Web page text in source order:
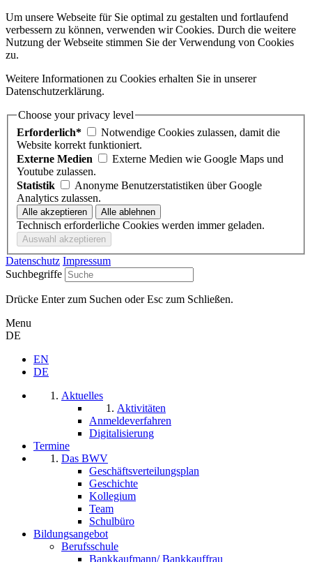
Um unsere Webseite für Sie optimal zu gestalten und fortlaufend
verbessern zu können, verwenden wir Cookies. Durch die weitere
Nutzung der Webseite stimmen Sie der Verwendung von Cookies
zu.
Weitere Informationen zu Cookies erhalten Sie in unserer
Datenschutzerklärung.
Choose your privacy level
Erforderlich*
Notwendige Cookies zulassen, damit die
Website korrekt funktioniert.
Externe Medien
Externe Medien wie Google Maps und
Youtube zulassen.
Statistik
Anonyme Benutzerstatistiken über Google
Analytics zulassen.
Technisch erforderliche Cookies werden immer geladen.
Datenschutz Impressum
Suchbegriffe
Drücke Enter zum Suchen oder Esc zum Schließen.
Menu
DE
EN
DE
Aktuelles
Aktivitäten
Anmeldeverfahren
Digitalisierung
Termine
Das BWV
Geschäftsverteilungsplan
Geschichte
Kollegium
Team
Schulbüro
Bildungsangebot
Berufsschule
Bankkaufmann/ Bankkauffrau